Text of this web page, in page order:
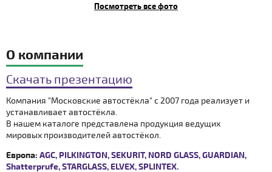
Посмотреть все фото
О компании
Скачать презентацию
Компания "Московские автостёкла" с 2007 года реализует и
устанавливает автостёкла.
В нашем каталоге представлена продукция ведущих
мировых производителей автостёкол.
Европа: AGC, PILKINGTON, SEKURIT, NORD GLASS, GUARDIAN,
Shatterprufe, STARGLASS, ELVEX, SPLINTEX.